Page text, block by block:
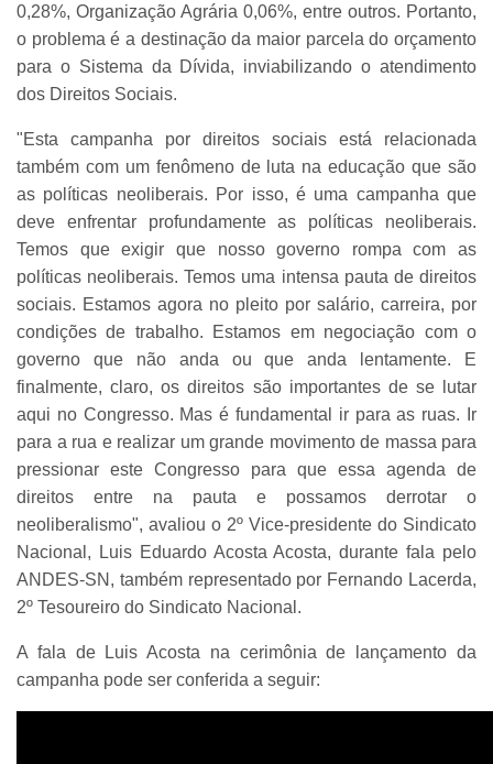
0,28%, Organização Agrária 0,06%, entre outros. Portanto,
o problema é a destinação da maior parcela do orçamento
para o Sistema da Dívida, inviabilizando o atendimento
dos Direitos Sociais.
"Esta campanha por direitos sociais está relacionada
também com um fenômeno de luta na educação que são
as políticas neoliberais. Por isso, é uma campanha que
deve enfrentar profundamente as políticas neoliberais.
Temos que exigir que nosso governo rompa com as
políticas neoliberais. Temos uma intensa pauta de direitos
sociais. Estamos agora no pleito por salário, carreira, por
condições de trabalho. Estamos em negociação com o
governo que não anda ou que anda lentamente. E
finalmente, claro, os direitos são importantes de se lutar
aqui no Congresso. Mas é fundamental ir para as ruas. Ir
para a rua e realizar um grande movimento de massa para
pressionar este Congresso para que essa agenda de
direitos entre na pauta e possamos derrotar o
neoliberalismo", avaliou o 2º Vice-presidente do Sindicato
Nacional, Luis Eduardo Acosta Acosta, durante fala pelo
ANDES-SN, também representado por Fernando Lacerda,
2º Tesoureiro do Sindicato Nacional.
A fala de Luis Acosta na cerimônia de lançamento da
campanha pode ser conferida a seguir: